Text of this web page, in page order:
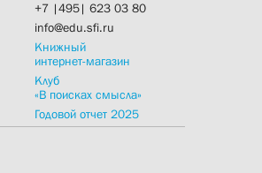
+7 |495| 623 03 80
info@edu.sfi.ru
Книжный
интернет-магазин
Клуб
«В поисках смысла»
Годовой отчет 2025